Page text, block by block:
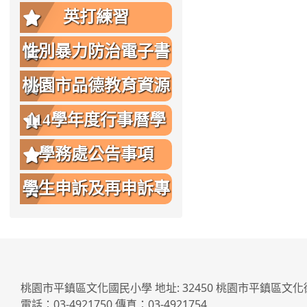
英打練習
性別暴力防治電子書
桃園市品德教育資源
網
114學年度行事曆學
生版
學務處公告事項
學生申訴及再申訴專
桃園市平鎮區文化國民小學 地址: 32450 桃園市平鎮區文